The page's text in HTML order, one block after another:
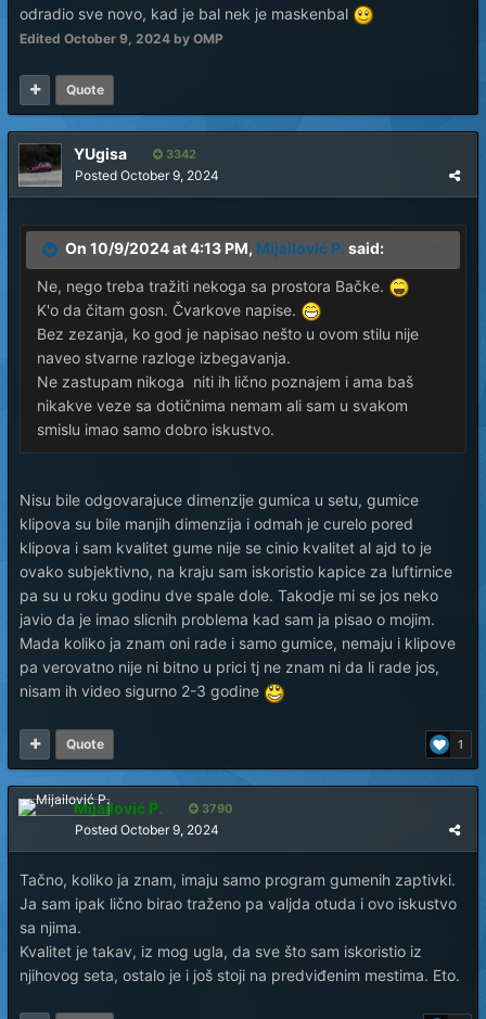
odradio sve novo, kad je bal nek je maskenbal
Edited October 9, 2024 by OMP
Quote
YUgisa 3342
Posted October 9, 2024
On 10/9/2024 at 4:13 PM, Mijailović P. said:
Ne, nego treba tražiti nekoga sa prostora Bačke.
K'o da čitam gosn. Čvarkove napise.
Bez zezanja, ko god je napisao nešto u ovom stilu nije
naveo stvarne razloge izbegavanja.
Ne zastupam nikoga niti ih lično poznajem i ama baš
nikakve veze sa dotičnima nemam ali sam u svakom
smislu imao samo dobro iskustvo.
Nisu bile odgovarajuce dimenzije gumica u setu, gumice
klipova su bile manjih dimenzija i odmah je curelo pored
klipova i sam kvalitet gume nije se cinio kvalitet al ajd to je
ovako subjektivno, na kraju sam iskoristio kapice za luftirnice
pa su u roku godinu dve spale dole. Takodje mi se jos neko
javio da je imao slicnih problema kad sam ja pisao o mojim.
Mada koliko ja znam oni rade i samo gumice, nemaju i klipove
pa verovatno nije ni bitno u prici tj ne znam ni da li rade jos,
nisam ih video sigurno 2-3 godine
1
Quote
Mijailović P. 3790
Posted October 9, 2024
Tačno, koliko ja znam, imaju samo program gumenih zaptivki.
Ja sam ipak lično birao traženo pa valjda otuda i ovo iskustvo
sa njima.
Kvalitet je takav, iz mog ugla, da sve što sam iskoristio iz
njihovog seta, ostalo je i još stoji na predviđenim mestima. Eto.